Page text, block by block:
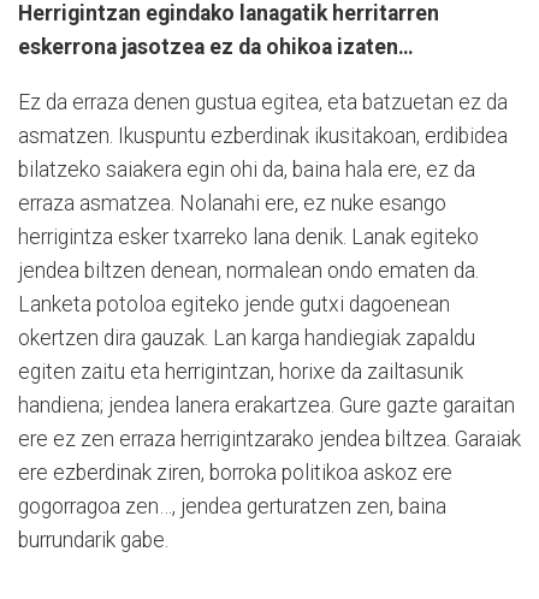
Herrigintzan egindako lanagatik herritarren
eskerrona jasotzea ez da ohikoa izaten…
Ez da erraza denen gustua egitea, eta batzuetan ez da
asmatzen. Ikuspuntu ezberdinak ikusitakoan, erdibidea
bilatzeko saiakera egin ohi da, baina hala ere, ez da
erraza asmatzea. Nolanahi ere, ez nuke esango
herrigintza esker txarreko lana denik. Lanak egiteko
jendea biltzen denean, normalean ondo ematen da.
Lanketa potoloa egiteko jende gutxi dagoenean
okertzen dira gauzak. Lan karga handiegiak zapaldu
egiten zaitu eta herrigintzan, horixe da zailtasunik
handiena; jendea lanera erakartzea. Gure gazte garaitan
ere ez zen erraza herrigintzarako jendea biltzea. Garaiak
ere ezberdinak ziren, borroka politikoa askoz ere
gogorragoa zen…, jendea gerturatzen zen, baina
burrundarik gabe.